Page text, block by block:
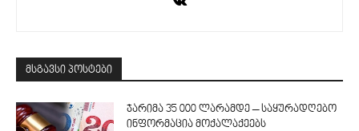
მსგავსი პოსტები
ჯარიმა 35 000 ლარამდე – საყურადღებო
ინფორმაცია მოქალაქეებს